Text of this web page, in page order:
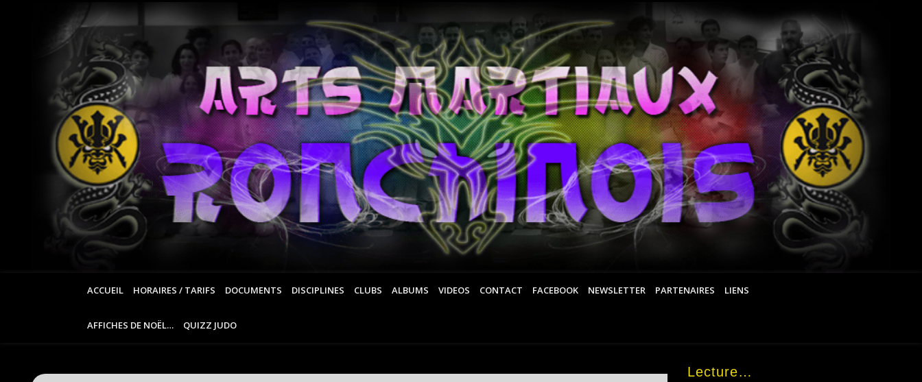
ACCUEIL HORAIRES / TARIFS DOCUMENTS DISCIPLINES CLUBS ALBUMS VIDEOS CONTACT FACEBOOK NEWSLETTER PARTENAIRES LIENS
AFFICHES DE NOËL… QUIZZ JUDO
Lecture…